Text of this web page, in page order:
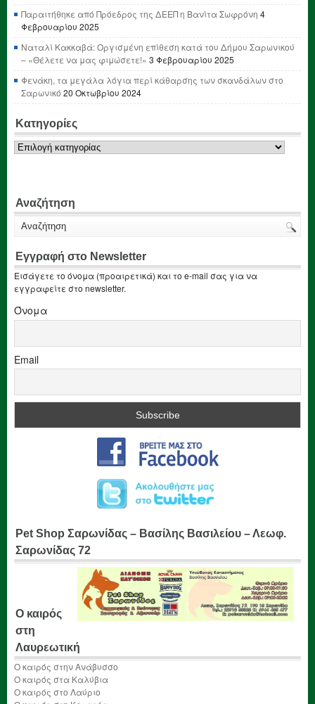
Παραιτήθηκε από Πρόεδρος της ΔΕΕΠ η Βανίτα Σωφρόνη 4
Φεβρουαρίου 2025
Ναταλί Κακκαβά: Οργισμένη επίθεση κατά του Δήμου Σαρωνικού
– «Θέλετε να μας φιμώσετε!» 3 Φεβρουαρίου 2025
Φενάκη, τα μεγάλα λόγια περί κάθαρσης των σκανδάλων στο
Σαρωνικό 20 Οκτωβρίου 2024
Κατηγορίες
Κατηγορίες
Αναζήτηση
Εγγραφή στο Newsletter
Εισάγετε το όνομα (προαιρετικά) και το e-mail σας για να
εγγραφείτε στο newsletter.
Όνομα
Email
Pet Shop Σαρωνίδας – Βασίλης Βασιλείου – Λεωφ.
Σαρωνίδας 72
Ο καιρός
στη
Λαυρεωτική
Ο καιρός στην Ανάβυσσο
Ο καιρός στα Καλύβια
Ο καιρός στο Λαύριο